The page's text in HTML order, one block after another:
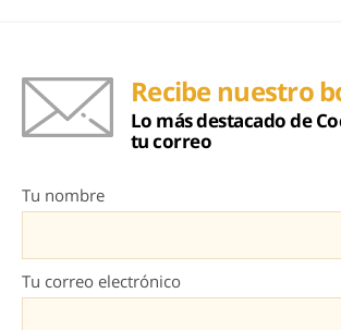
Recibe nuestro
Lo más destacado de
tu correo
Tu nombre
Tu correo electrónico